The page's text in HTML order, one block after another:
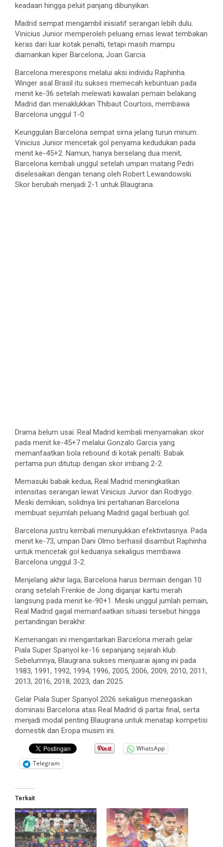
keadaan hingga peluit panjang dibunyikan.
Madrid sempat mengambil inisiatif serangan lebih dulu.
Vinicius Junior memperoleh peluang emas lewat tembakan
keras dari luar kotak penalti, tetapi masih mampu
diamankan kiper Barcelona, Joan Garcia.
Barcelona merespons melalui aksi individu Raphinha.
Winger asal Brasil itu sukses memecah kebuntuan pada
menit ke-36 setelah melewati kawalan pemain belakang
Madrid dan menaklukkan Thibaut Courtois, membawa
Barcelona unggul 1-0.
Keunggulan Barcelona sempat sirna jelang turun minum.
Vinicius Junior mencetak gol penyama kedudukan pada
menit ke-45+2. Namun, hanya berselang dua menit,
Barcelona kembali unggul setelah umpan matang Pedri
diselesaikan dengan tenang oleh Robert Lewandowski.
Skor berubah menjadi 2-1 untuk Blaugrana.
Drama belum usai. Real Madrid kembali menyamakan skor
pada menit ke-45+7 melalui Gonzalo Garcia yang
memanfaatkan bola rebound di kotak penalti. Babak
pertama pun ditutup dengan skor imbang 2-2.
Memasuki babak kedua, Real Madrid meningkatkan
intensitas serangan lewat Vinicius Junior dan Rodrygo.
Meski demikian, solidnya lini pertahanan Barcelona
membuat sejumlah peluang Madrid gagal berbuah gol.
Barcelona justru kembali menunjukkan efektivitasnya. Pada
menit ke-73, umpan Dani Olmo berhasil disambut Raphinha
untuk mencetak gol keduanya sekaligus membawa
Barcelona unggul 3-2.
Menjelang akhir laga, Barcelona harus bermain dengan 10
orang setelah Frenkie de Jong diganjar kartu merah
langsung pada menit ke-90+1. Meski unggul jumlah pemain,
Real Madrid gagal memanfaatkan situasi tersebut hingga
pertandingan berakhir.
Kemenangan ini mengantarkan Barcelona meraih gelar
Piala Super Spanyol ke-16 sepanjang sejarah klub.
Sebelumnya, Blaugrana sukses menjuarai ajang ini pada
1983, 1991, 1992, 1994, 1996, 2005, 2006, 2009, 2010, 2011,
2013, 2016, 2018, 2023, dan 2025.
Gelar Piala Super Spanyol 2026 sekaligus menegaskan
dominasi Barcelona atas Real Madrid di partai final, serta
menjadi modal penting Blaugrana untuk menatap kompetisi
domestik dan Eropa musim ini.
WhatsApp
Telegram
Terkait